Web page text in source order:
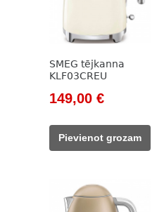
SMEG tējkanna
KLF03CREU
Original
was:
171,00 €.
149,00 €Current
149,00 €.
Pievienot grozam